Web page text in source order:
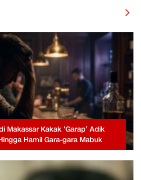
Makassar Kakak ‘Garap’ Adik
Hamil Gara-gara Mabuk